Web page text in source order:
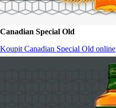
Canadian Special Old
Koupit Canadian Special Old online